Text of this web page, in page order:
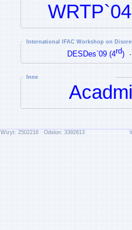
International IFAC Workshop on
DESDes`09 (4rd)
Inne
Wizyt: 2502216 · Odsłon: 3392613